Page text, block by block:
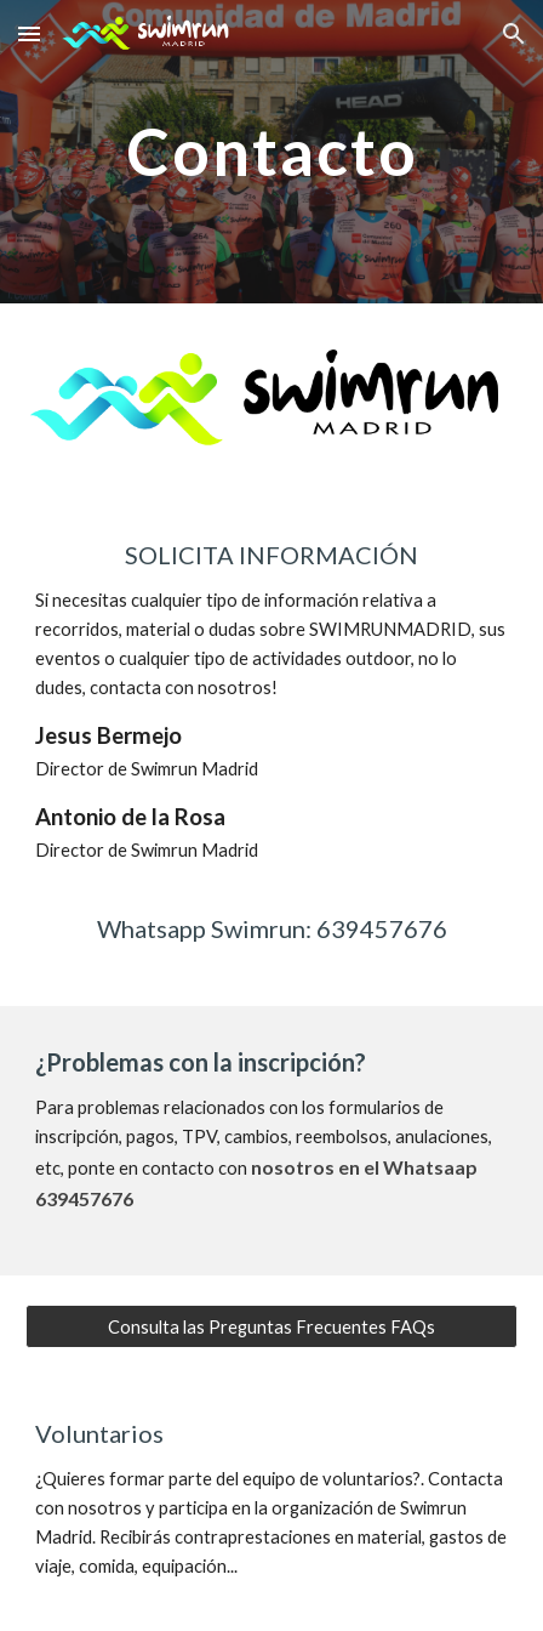
Skip to main content Skip to navigation
Contacto
SOLICITA INFORMACIÓN
Si necesitas cualquier tipo de información relativa a
recorridos, material o dudas sobreSWIMRUNMADRID, sus
eventos o cualquier tipo de actividades outdoor, no lo
dudes, contacta con nosotros!
Jesus Bermejo
Director de Swimrun Madrid
Antonio de la Rosa
Director de Swimrun Madrid
Whatsapp Swimrun: 639457676
¿Problemas con la inscripción?
Para problemas relacionados con los formularios de
inscripción, pagos, TPV, cambios, reembolsos, anulaciones,
etc, ponte en contacto con nosotros en el Whatsaap
639457676
Consulta las Preguntas Frecuentes FAQs
Voluntarios
¿Quieres formar parte del equipo de voluntarios?. Contacta
con nosotros y participa en la organización de Swimrun
Madrid. Recibirás contraprestaciones en material, gastos de
viaje, comida, equipación...